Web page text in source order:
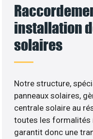
installation
solaires
Notre structure,
panneaux solaires,
centrale solaire au
toutes les formalités
garantit donc une